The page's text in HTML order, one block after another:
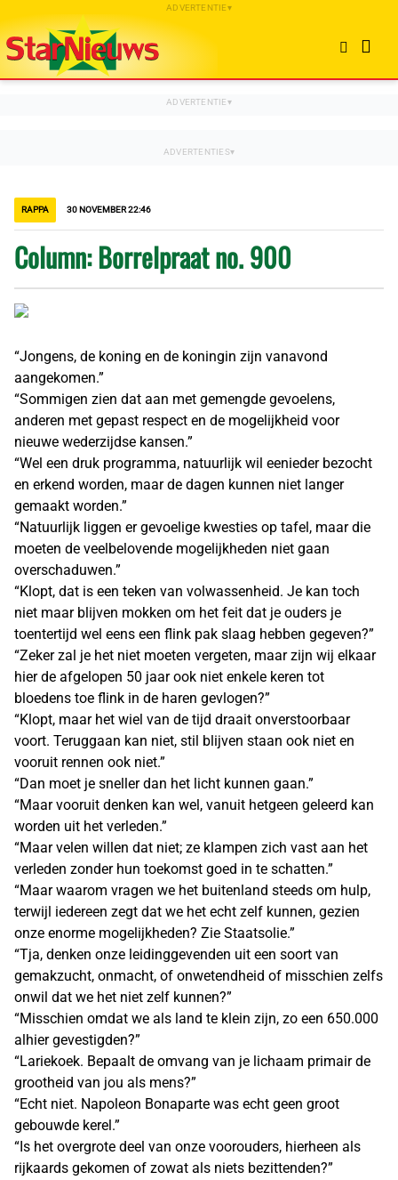
RAPPA 30 NOVEMBER 22:46
Column: Borrelpraat no. 900
“Jongens, de koning en de koningin zijn vanavond
aangekomen.”
“Sommigen zien dat aan met gemengde gevoelens,
anderen met gepast respect en de mogelijkheid voor
nieuwe wederzijdse kansen.”
“Wel een druk programma, natuurlijk wil eenieder bezocht
en erkend worden, maar de dagen kunnen niet langer
gemaakt worden.”
“Natuurlijk liggen er gevoelige kwesties op tafel, maar die
moeten de veelbelovende mogelijkheden niet gaan
overschaduwen.”
“Klopt, dat is een teken van volwassenheid. Je kan toch
niet maar blijven mokken om het feit dat je ouders je
toentertijd wel eens een flink pak slaag hebben gegeven?”
“Zeker zal je het niet moeten vergeten, maar zijn wij elkaar
hier de afgelopen 50 jaar ook niet enkele keren tot
bloedens toe flink in de haren gevlogen?”
“Klopt, maar het wiel van de tijd draait onverstoorbaar
voort. Teruggaan kan niet, stil blijven staan ook niet en
vooruit rennen ook niet.”
“Dan moet je sneller dan het licht kunnen gaan.”
“Maar vooruit denken kan wel, vanuit hetgeen geleerd kan
worden uit het verleden.”
“Maar velen willen dat niet; ze klampen zich vast aan het
verleden zonder hun toekomst goed in te schatten.”
“Maar waarom vragen we het buitenland steeds om hulp,
terwijl iedereen zegt dat we het echt zelf kunnen, gezien
onze enorme mogelijkheden? Zie Staatsolie.”
“Tja, denken onze leidinggevenden uit een soort van
gemakzucht, onmacht, of onwetendheid of misschien zelfs
onwil dat we het niet zelf kunnen?”
“Misschien omdat we als land te klein zijn, zo een 650.000
alhier gevestigden?”
“Lariekoek. Bepaalt de omvang van je lichaam primair de
grootheid van jou als mens?”
“Echt niet. Napoleon Bonaparte was echt geen groot
gebouwde kerel.”
“Is het overgrote deel van onze voorouders, hierheen als
rijkaards gekomen of zowat als niets bezittenden?”